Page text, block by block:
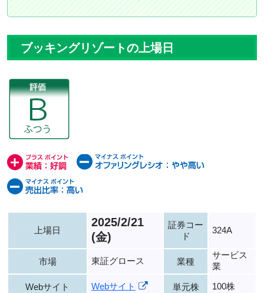
ブッキングリゾートの上場日
上場日
2025/2/21
(金)
証券コー
ド
324A
市場 東証グロース 業種
サービス
業
Webサイト Webサイト 単元株 100株